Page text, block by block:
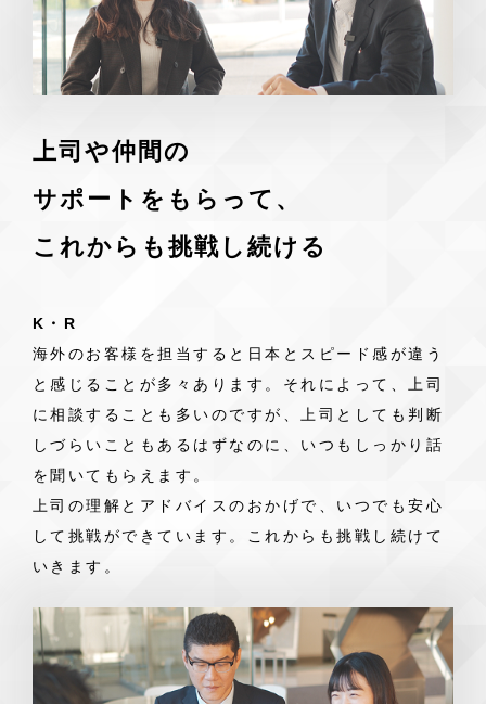
上司や仲間の
サポートをもらって、
これからも挑戦し続ける
K・R
海外のお客様を担当すると日本とスピード感が違う
と感じることが多々あります。それによって、上司
に相談することも多いのですが、上司としても判断
しづらいこともあるはずなのに、いつもしっかり話
を聞いてもらえます。
上司の理解とアドバイスのおかげで、いつでも安心
して挑戦ができています。これからも挑戦し続けて
いきます。